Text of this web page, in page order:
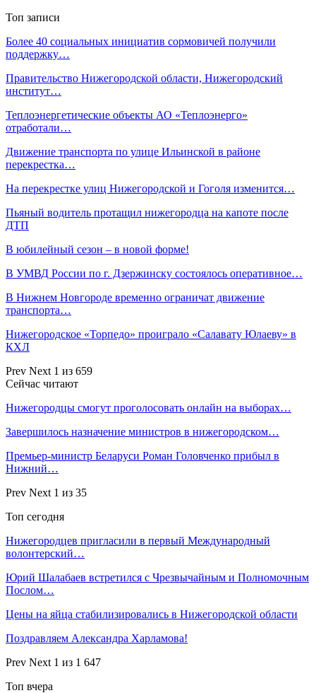
Топ записи
Более 40 социальных инициатив сормовичей получили
поддержку…
Правительство Нижегородской области, Нижегородский
институт…
Теплоэнергетические объекты АО «Теплоэнерго»
отработали…
Движение транспорта по улице Ильинской в районе
перекрестка…
На перекрестке улиц Нижегородской и Гоголя изменится…
Пьяный водитель протащил нижегородца на капоте после
ДТП
В юбилейный сезон – в новой форме!
В УМВД России по г. Дзержинску состоялось оперативное…
В Нижнем Новгороде временно ограничат движение
транспорта…
Нижегородское «Торпедо» проиграло «Салавату Юлаеву» в
КХЛ
Prev Next 1 из 659
Сейчас читают
Нижегородцы смогут проголосовать онлайн на выборах…
Завершилось назначение министров в нижегородском…
Премьер-министр Беларуси Роман Головченко прибыл в
Нижний…
Prev Next 1 из 35
Топ сегодня
Нижегородцев пригласили в первый Международный
волонтерский…
Юрий Шалабаев встретился с Чрезвычайным и Полномочным
Послом…
Цены на яйца стабилизировались в Нижегородской области
Поздравляем Александра Харламова!
Prev Next 1 из 1 647
Топ вчера